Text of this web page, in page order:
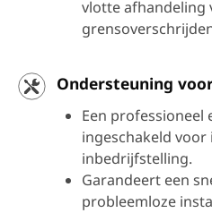
vlotte afhandeling
Ondersteuning
Een
ingeschakeld voor
inbedrijfstelling.
Garandeert een
probleemloze